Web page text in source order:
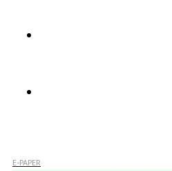
E-PAPER